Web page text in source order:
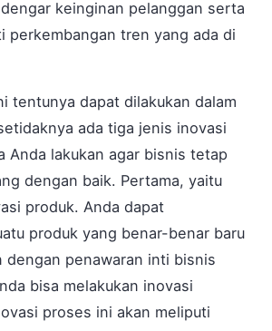
keinginan pelanggan serta
perkembangan tren yang ada di
tentunya dapat dilakukan dalam
ada tiga jenis inovasi
Anda lakukan agar bisnis tetap
dengan baik. Pertama, yaitu
produk. Anda dapat
produk yang benar-benar baru
dengan penawaran inti bisnis
bisa melakukan inovasi
proses ini akan meliputi